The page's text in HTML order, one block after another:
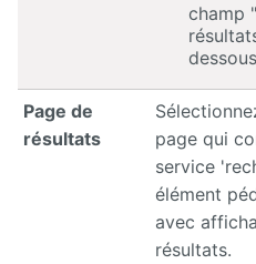
champ
Page de
résultats
page qui
service
élément
avec
résultats.